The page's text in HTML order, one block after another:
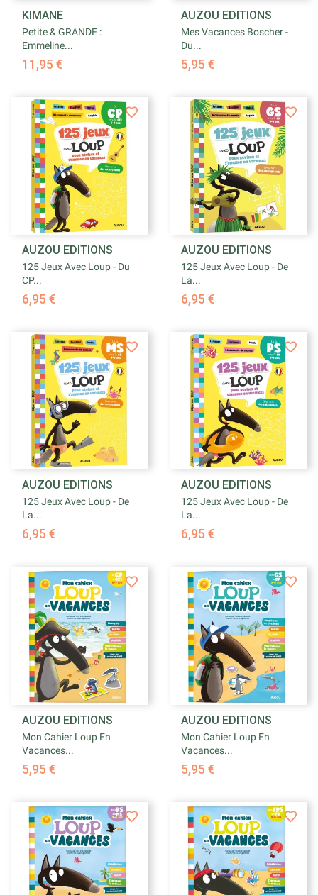
KIMANE
Petite & GRANDE :
Emmeline...
11,95 €
AUZOU EDITIONS
Mes Vacances Boscher -
Du...
5,95 €
AUZOU EDITIONS
125 Jeux Avec Loup - Du
CP...
6,95 €
AUZOU EDITIONS
125 Jeux Avec Loup - De
La...
6,95 €
AUZOU EDITIONS
125 Jeux Avec Loup - De
La...
6,95 €
AUZOU EDITIONS
125 Jeux Avec Loup - De
La...
6,95 €
AUZOU EDITIONS
Mon Cahier Loup En
Vacances...
5,95 €
AUZOU EDITIONS
Mon Cahier Loup En
Vacances...
5,95 €